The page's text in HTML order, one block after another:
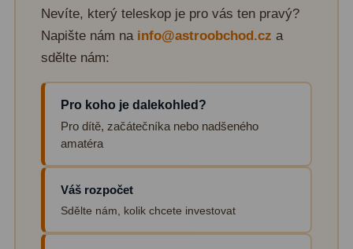
Upínací prvky
Závaží3
Zrcátka a hranoly60
Diagonální zrcátka
Amici hranoly 45°11
Nevíte, který teleskop je pro vás ten pravý?
Napište nám na info@astroobchod.cz a
sdělte nám:
Pro koho je dalekohled?
Pro dítě, začátečníka nebo nadšeného
amatéra
Váš rozpočet
Sdělte nám, kolik chcete investovat